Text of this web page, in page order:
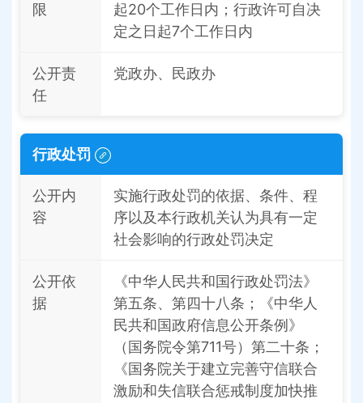
限
起20个工作日内；行政许可自决
定之日起7个工作日内
公开责
任
党政办、民政办
行政处罚
公开内
容
实施行政处罚的依据、条件、程
序以及本行政机关认为具有一定
社会影响的行政处罚决定
公开依
据
《中华人民共和国行政处罚法》
第五条、第四十八条；《中华人
民共和国政府信息公开条例》
（国务院令第711号）第二十条；
《国务院关于建立完善守信联合
激励和失信联合惩戒制度加快推